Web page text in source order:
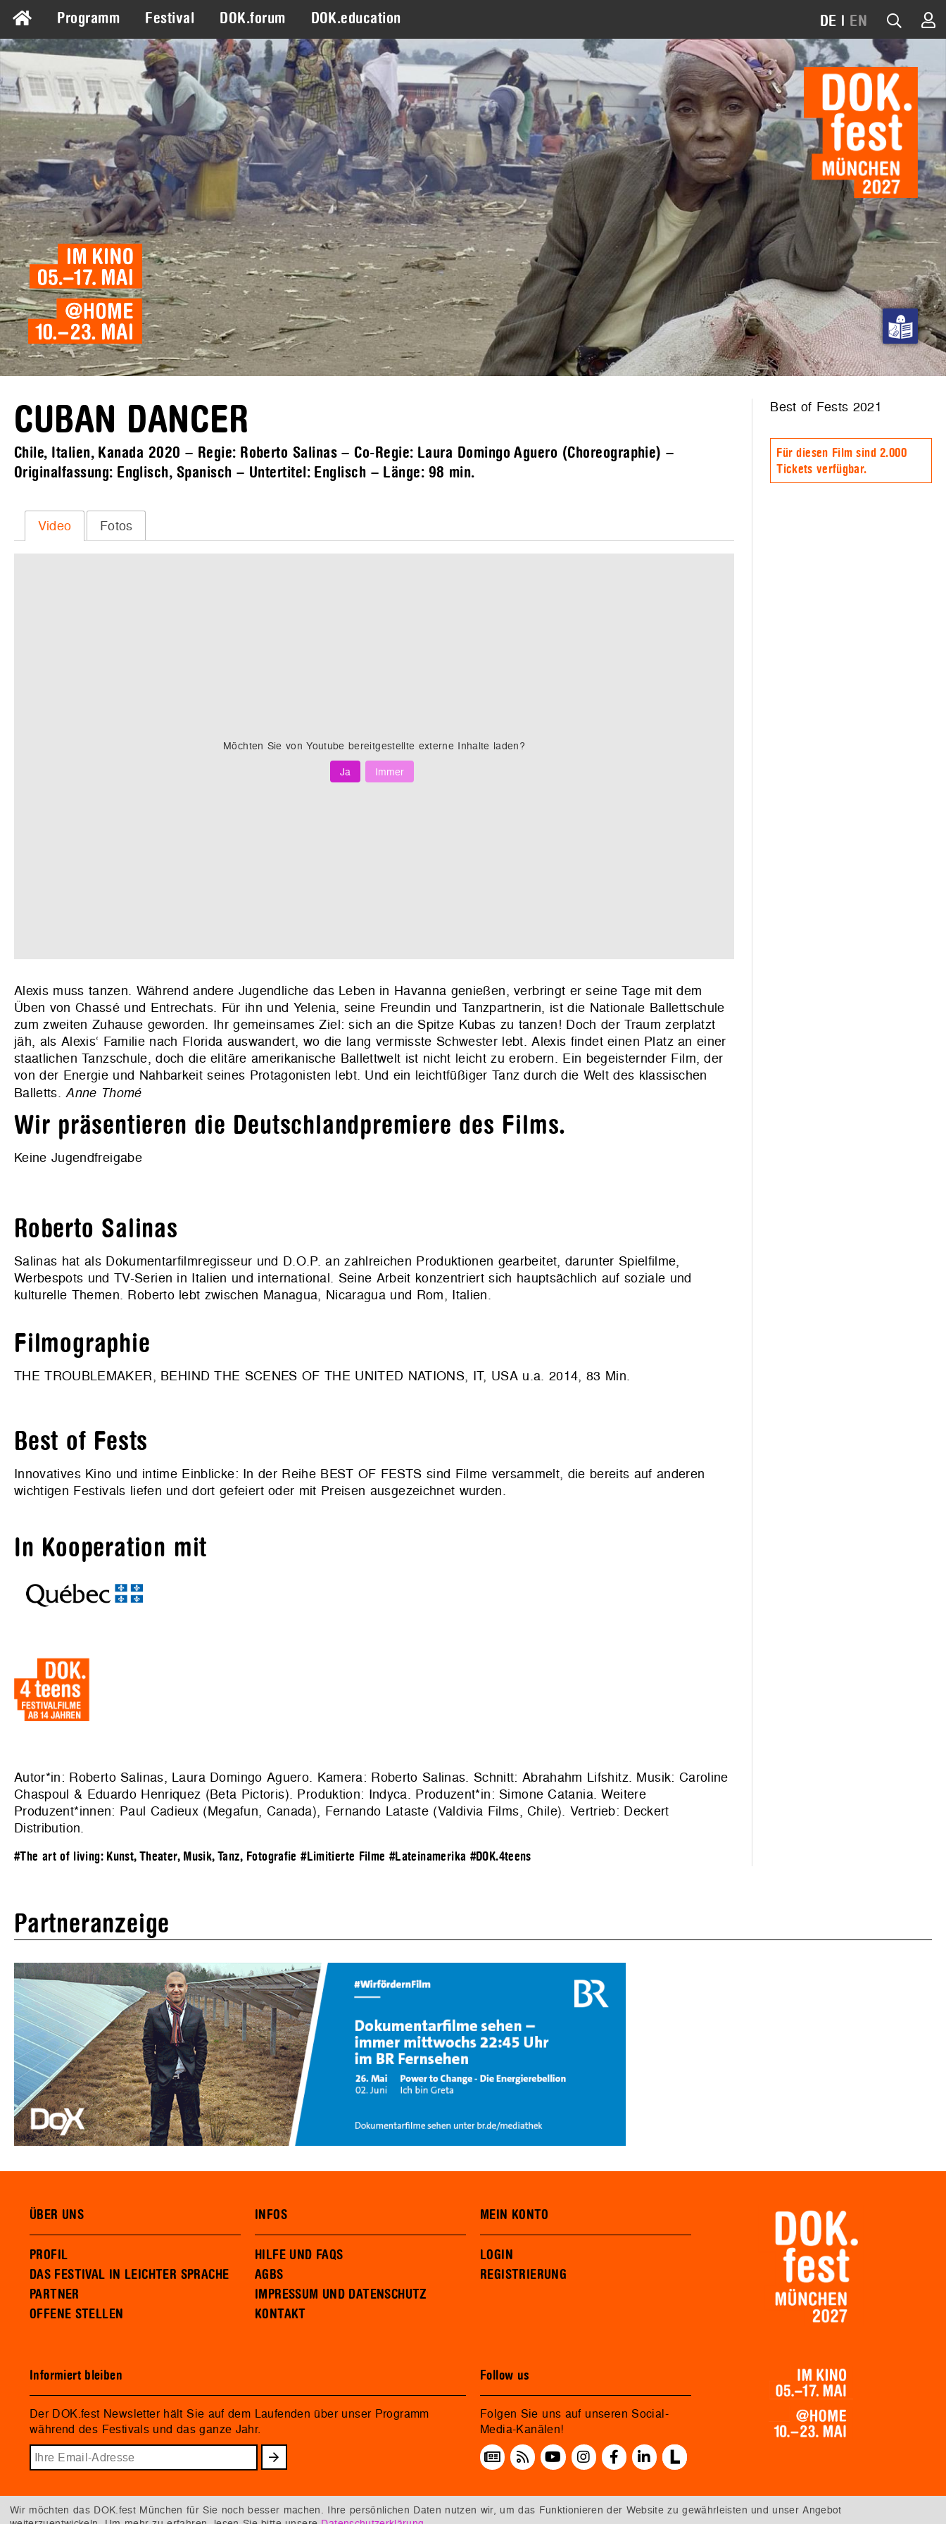
Programm Festival DOK.forum DOK.education DE | EN
CUBAN DANCER
Chile, Italien, Kanada 2020 – Regie: Roberto Salinas – Co-Regie: Laura Domingo Aguero (Choreographie) –
Originalfassung: Englisch, Spanisch – Untertitel: Englisch – Länge: 98 min.
Video Fotos
Möchten Sie vonYoutube bereitgestellte externe Inhalte laden?
Ja
Immer
Alexis muss tanzen. Während andere Jugendliche das Leben in Havanna genießen, verbringt er seine Tage mit dem
Üben von Chassé und Entrechats. Für ihn und Yelenia, seine Freundin und Tanzpartnerin, ist die Nationale Ballettschule
zum zweiten Zuhause geworden. Ihr gemeinsames Ziel: sich an die Spitze Kubas zu tanzen! Doch der Traum zerplatzt
jäh, als Alexis‘ Familie nach Florida auswandert, wo die lang vermisste Schwester lebt. Alexis findet einen Platz an einer
staatlichen Tanzschule, doch die elitäre amerikanische Ballettwelt ist nicht leicht zu erobern. Ein begeisternder Film, der
von der Energie und Nahbarkeit seines Protagonisten lebt. Und ein leichtfüßiger Tanz durch die Welt des klassischen
Balletts.Anne Thomé
Wir präsentieren die Deutschlandpremiere des Films.
Keine Jugendfreigabe
Roberto Salinas
Salinas hat als Dokumentarfilmregisseur und D.O.P. an zahlreichen Produktionen gearbeitet, darunter Spielfilme,
Werbespots und TV-Serien in Italien und international. Seine Arbeit konzentriert sich hauptsächlich auf soziale und
kulturelle Themen. Roberto lebt zwischen Managua, Nicaragua und Rom, Italien.
Filmographie
THE TROUBLEMAKER, BEHIND THE SCENES OF THE UNITED NATIONS, IT, USA u.a. 2014, 83 Min.
Best of Fests
Innovatives Kino und intime Einblicke: In der Reihe BEST OF FESTS sind Filme versammelt, die bereits auf anderen
wichtigen Festivals liefen und dort gefeiert oder mit Preisen ausgezeichnet wurden.
In Kooperation mit
Autor*in: Roberto Salinas, Laura Domingo Aguero. Kamera: Roberto Salinas. Schnitt: Abrahahm Lifshitz. Musik: Caroline
Chaspoul & Eduardo Henriquez (Beta Pictoris). Produktion: Indyca. Produzent*in: Simone Catania. Weitere
Produzent*innen: Paul Cadieux (Megafun, Canada), Fernando Lataste (Valdivia Films, Chile). Vertrieb: Deckert
Distribution.
#The art of living: Kunst, Theater, Musik, Tanz, Fotografie #Limitierte Filme #Lateinamerika #DOK.4teens
Best of Fests 2021
Für diesen Film sind 2.000
Tickets verfügbar.
Partneranzeige
ÜBER UNS
PROFIL
DAS FESTIVAL IN LEICHTER SPRACHE
PARTNER
OFFENE STELLEN
INFOS
HILFE UND FAQS
AGBS
IMPRESSUM UND DATENSCHUTZ
KONTAKT
MEIN KONTO
LOGIN
REGISTRIERUNG
Informiert bleiben
Der DOK.fest Newsletter hält Sie auf dem Laufenden über unser Programm
während des Festivals und das ganze Jahr.
Follow us
Folgen Sie uns auf unseren Social-
Media-Kanälen!
Wir möchten das DOK.fest München für Sie noch besser machen. Ihre persönlichen Daten nutzen wir, um das Funktionieren der Website zu gewährleisten und unser Angebot